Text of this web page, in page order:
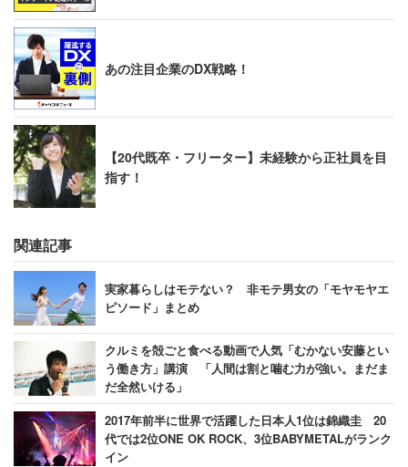
それを普通な事として認識しちゃってるのがこえぇ
ほんと違法アップロードはろくでもない
— Layla (@Layla_keysy)
悪い事ってことも分かっていないんでしょうねその
子は。ハマさんが呟いて下さったことで、少しでも
変わってくれたら嬉しいですね！ていうかどんどん
言っちゃって言っちゃって！！！
— みくりは0429カミコベ２日目 (@1028_key_bbb)
2018年3月24日
あの注目企業のDX戦略！
【20代既卒・フリーター】未経験から正社員を目
指す！
関連記事
実家暮らしはモテない？ 非モテ男女の「モヤモヤエ
ピソード」まとめ
クルミを殻ごと食べる動画で人気「むかない安藤とい
う働き方」講演 「人間は割と噛む力が強い。まだま
だ全然いける」
2017年前半に世界で活躍した日本人1位は錦織圭 20
代では2位ONE OK ROCK、3位BABYMETALがランク
イン